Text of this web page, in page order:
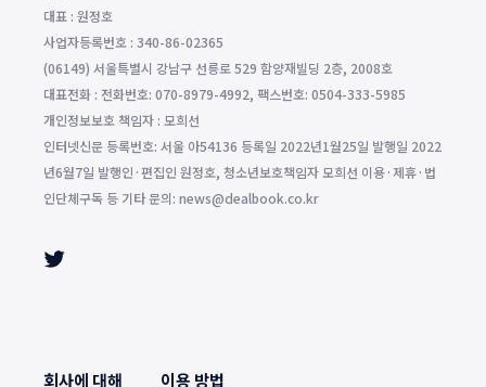
대표 : 원정호
사업자등록번호 : 340-86-02365
(06149) 서울특별시 강남구 선릉로 529 함양재빌딩 2층, 2008호
대표전화 : 전화번호: 070-8979-4992, 팩스번호: 0504-333-5985
개인정보보호 책임자 : 모희선
인터넷신문 등록번호: 서울 아54136 등록일 2022년1월25일 발행일 2022
년6월7일 발행인·편집인 원정호, 청소년보호책임자 모희선 이용·제휴·법
인단체구독 등 기타 문의: news@dealbook.co.kr
회사에 대해 이용 방법